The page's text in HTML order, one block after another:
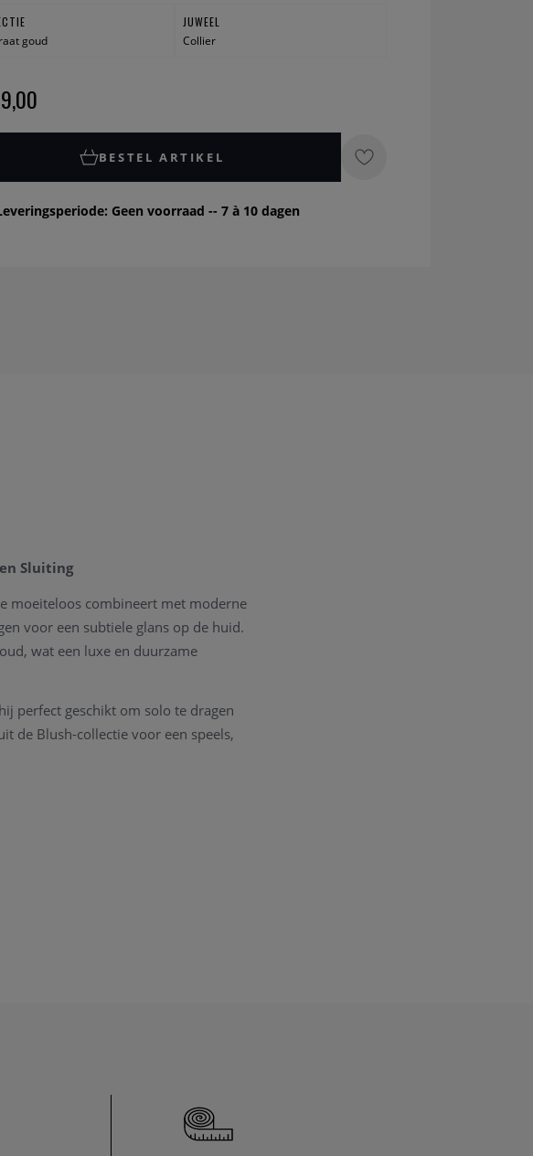
goud
JUWEEL
Collier
BESTEL ARTIKEL
Geen voorraad -- 7 à 10 dagen
Sluiting
moeiteloos combineert met moderne
voor een subtiele glans op de huid.
wat een luxe en duurzame
perfect geschikt om solo te dragen
de Blush-collectie voor een speels,